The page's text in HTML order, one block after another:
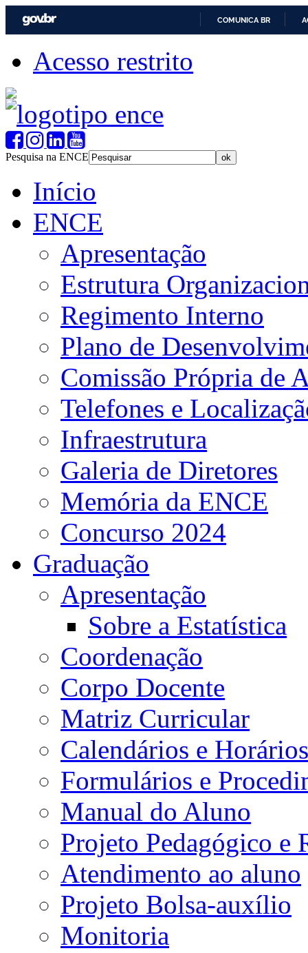
COMUNICA BR
Acesso restrito
Pesquisa na ENCE
Início
ENCE
Apresentação
Estrutura
Regimento Interno
Plano de
Comissão Própria de
Telefones e
Infraestrutura
Galeria de Diretores
Memória da ENCE
Concurso 2024
Graduação
Apresentação
Sobre a Estatística
Coordenação
Corpo Docente
Matriz Curricular
Calendários e Horários
Formulários e
Manual do Aluno
Projeto Pedagógico e
Atendimento ao aluno
Projeto Bolsa-auxílio
Monitoria